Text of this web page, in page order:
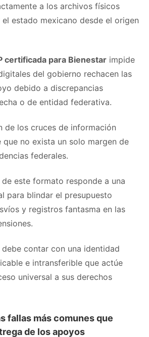
a los archivos físicos
estado mexicano desde el origen
certificada para Bienestar impide
del gobierno rechacen las
debido a discrepancias
o de entidad federativa.
de los cruces de información
no exista un solo margen de
federales.
este formato responde a una
para blindar el presupuesto
y registros fantasma en las
contar con una identidad
e intransferible que actúe
universal a sus derechos
fallas más comunes que
de los apoyos